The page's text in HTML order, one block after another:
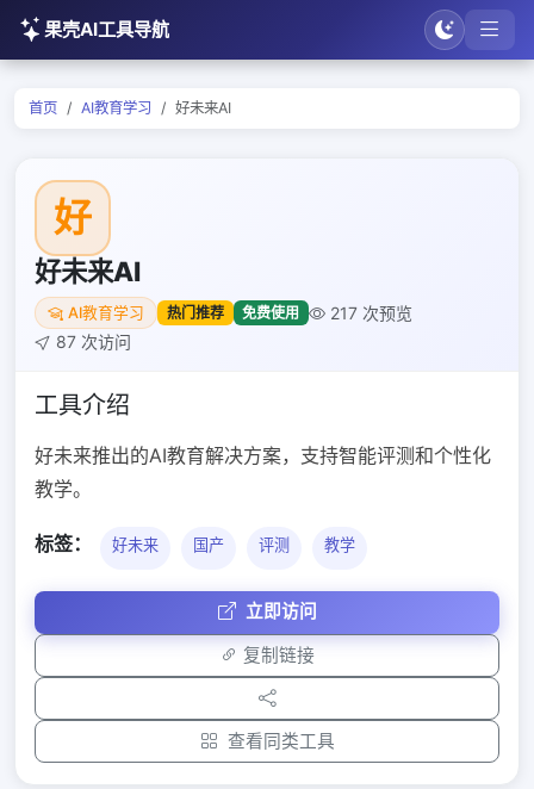
果壳AI工具导航
首页 AI教育学习 好未来AI
好
好未来AI
AI教育学习 热门推荐 免费使用
217 次预览
87 次访问
工具介绍
好未来推出的AI教育解决方案，支持智能评测和个性化
教学。
标签： 好未来 国产 评测 教学
立即访问
复制链接
查看同类工具